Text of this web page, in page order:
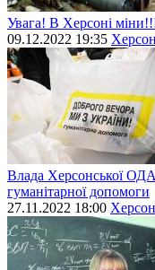
Увага! В Херсоні
09.12.2022 19:35 Херсон
Влада Херсонської ОДА
гуманітарної допомоги
27.11.2022 18:00 Херсон